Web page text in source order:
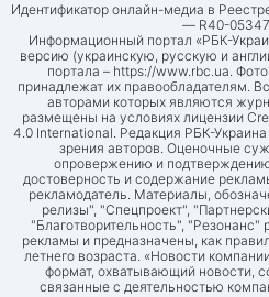
Идентификатор онлайн-медиа в
— R40-05347
Информационный портал «РБК-
версию (украинскую, русскую и
портала – https://www.rbc.ua.
принадлежат их правообладателям.
авторами которых являются
размещены на условиях лицензии
4.0 International. Редакция РБК-
зрения авторов. Оценочные
опровержению и
достоверность и содержание
рекламодатель. Материалы,
релизы", "Спецпроект",
"Благотворительность",
рекламы и предназначены, как
летнего возраста. «Новости
формат, охватывающий новости,
связанные с деятельностью